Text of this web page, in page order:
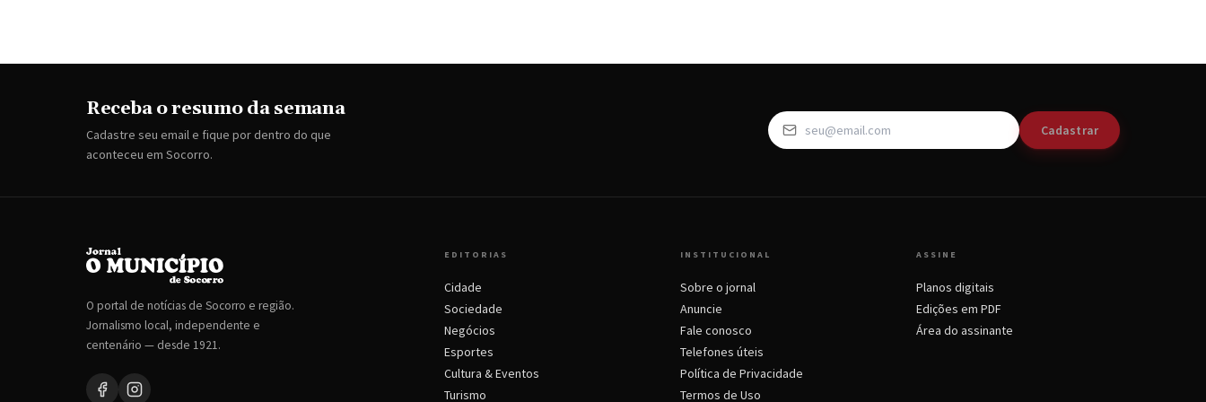
Receba o resumo da semana
Cadastre seu email e fique por dentro do que
aconteceu em Socorro.
Cadastrar
O portal de notícias de Socorro e região.
Jornalismo local, independente e
centenário — desde 1921.
EDITORIAS
Cidade
Sociedade
Negócios
Esportes
Cultura & Eventos
Turismo
INSTITUCIONAL
Sobre o jornal
Anuncie
Fale conosco
Telefones úteis
Política de Privacidade
Termos de Uso
ASSINE
Planos digitais
Edições em PDF
Área do assinante